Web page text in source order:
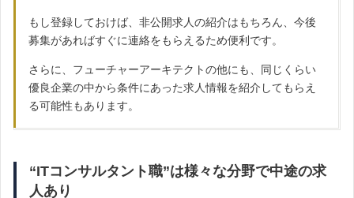
もし登録しておけば、非公開求人の紹介はもちろん、今後
募集があればすぐに連絡をもらえるため便利です。
さらに、フューチャーアーキテクトの他にも、同じくらい
優良企業の中から条件にあった求人情報を紹介してもらえ
る可能性もあります。
“ITコンサルタント職”は様々な分野で中途の求
人あり